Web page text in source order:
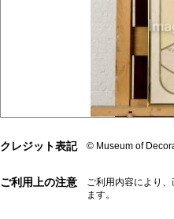
クレジット表記 © Museum of
ご利用上の注意
ご利用内容により
ます。